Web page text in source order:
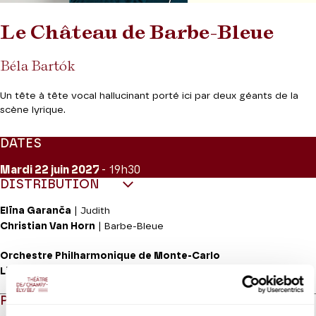
Le Château de Barbe-Bleue
Béla Bartók
Un tête à tête vocal hallucinant porté ici par deux géants de la
scène lyrique.
DATES
Mardi 22 juin 2027 - 19h30
DISTRIBUTION
Elīna Garanča | Judith
Christian Van Horn | Barbe-Bleue
Orchestre Philharmonique de Monte-Carlo
Lio Kuokman
PROGRAMME